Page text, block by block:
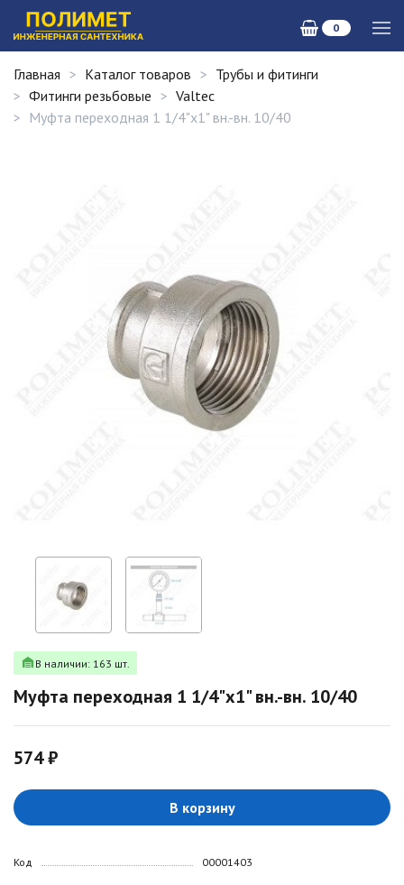
0
Главная Каталог товаров
Трубы и фитинги
Фитинги резьбовые
Valtec
Муфта переходная 1 1/4"х1" вн.-вн. 10/40
В наличии: 163 шт.
Муфта переходная 1 1/4"х1" вн.-вн. 10/40
574 ₽
В корзину
Код 00001403